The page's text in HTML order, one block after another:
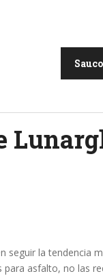
seguir la tendencia
asfalto, no las